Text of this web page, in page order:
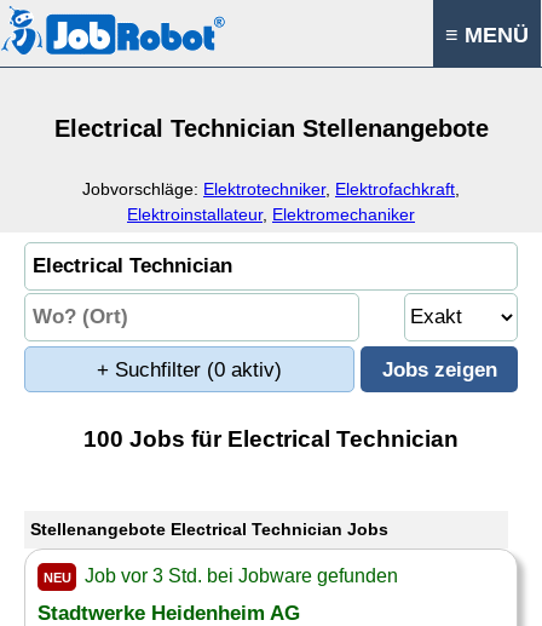
≡ MENÜ
Electrical Technician Stellenangebote
Jobvorschläge: Elektrotechniker, Elektrofachkraft
Elektroinstallateur, Elektromechaniker
+ Suchfilter (0 aktiv)
100 Jobs für Electrical Technician
Stellenangebote Electrical Technician Jobs
NEU Job vor 3 Std. bei Jobware gefunden
Stadtwerke Heidenheim AG